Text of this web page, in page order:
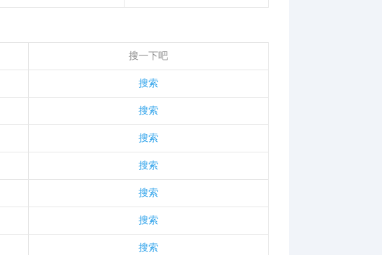
搜一下吧
搜索
搜索
搜索
搜索
搜索
搜索
搜索